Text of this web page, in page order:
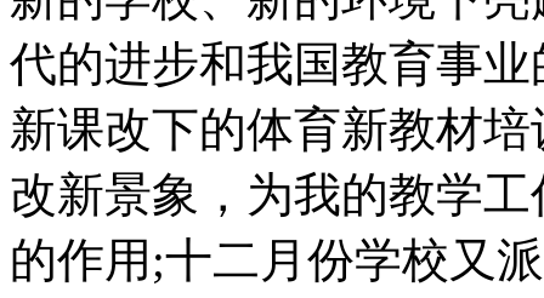
代的进步和我国教育事
新课改下的体育新教材
改新景象，为我的教学
的作用;十二月份学校又